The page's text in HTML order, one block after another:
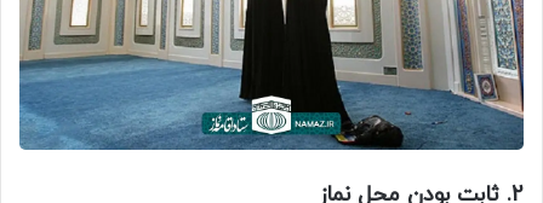
2. ثابت بودن محل نماز